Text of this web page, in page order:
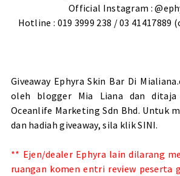
Official Instagram :
Hotline : 019 3999 238 / 03 41417889
Giveaway Ephyra Skin Bar Di
oleh blogger Mia Liana dan ditaja
Oceanlife Marketing Sdn Bhd. Untuk
dan hadiah giveaway, sila klikSINI.
** Ejen/dealer Ephyra lain dilarang
ruangan komen entri review peserta